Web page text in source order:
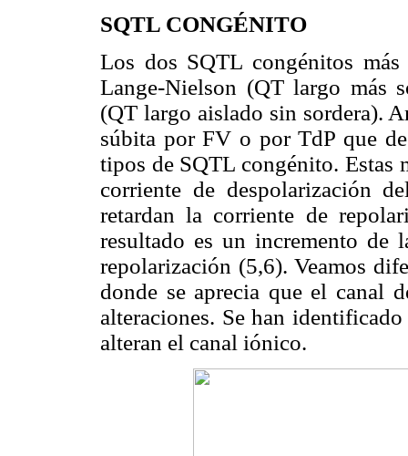
SQTL CONGÉNITO
Los dos SQTL congénitos
Lange-Nielson (QT largo más
(QT largo aislado sin sordera).
súbita por FV o por TdP que
tipos de SQTL congénito. Estas
corriente de despolarización
retardan la corriente de
resultado es un incremento de
repolarización (5,6). Veamos
donde se aprecia que el canal
alteraciones. Se han
alteran el canal iónico.